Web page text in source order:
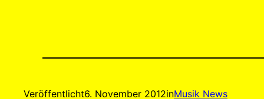
Veröffentlicht6. November 2012inMusik News